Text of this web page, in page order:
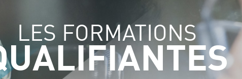
LES FORMATIONS